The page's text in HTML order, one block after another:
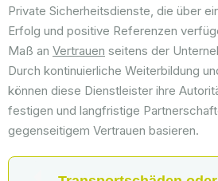
Private Sicherheitsdienste, die über
Erfolg und positive Referenzen
Maß an Vertrauen seitens der
Durch kontinuierliche Weiterbildung
können diese Dienstleister ihre
festigen und langfristige
gegenseitigem Vertrauen basieren.